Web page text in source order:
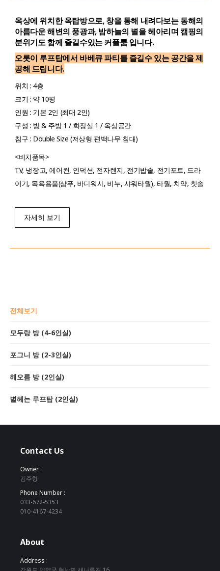
옥상에 위치한 옥탑방으로, 창을 통해 내려다보는 동해의
아름다운 해변의 풍광과, 밤하늘의 별을 헤아리며 캠핑의
분위기도 함께 즐길수있는 커플룸 입니다.
오롯이 루프탑에서 바베큐 파티를 즐길수 있는 공간을 제
공해 드립니다.
위치 : 4층
크기 : 약 10평
인원 : 기본 2인 (최대 2인)
구성 : 방 & 주방 1 / 화장실 1 / 옥상공간
침구 : Double Size (저상형 편백나무 침대)
<비치품목>
TV, 냉장고, 에어컨, 인덕션, 전자렌지, 전기밥솥, 전기포트, 드라
이기, 목욕용품(샴푸, 바디워시, 비누, 샤워타월), 타월, 치약, 칫솔
자세히 보기
전체보기
모두랑 방 (4-6인실)
포그니 방 (2-3인실)
해오름 방 (2인실)
별헤는 루프탑 (2인실)
Contact Us
Owner :
김주형
Phone Number :
033-672-5353
010-4167-4234
About
Address :